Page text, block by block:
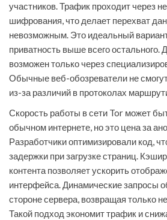
участников. Трафик проходит через
шифрования, что делает перехват
невозможным. Это идеальный
приватность выше всего остального.
возможен только через
Обычные веб-обозреватели не
из-за различий в протоколах
Скорость работы в сети Tor может
обычном интернете, но это цена за
Разработчики оптимизировали код,
задержки при загрузке страниц.
контента позволяет ускорить
интерфейса. Динамические запросы
стороне сервера, возвращая только
Такой подход экономит трафик и